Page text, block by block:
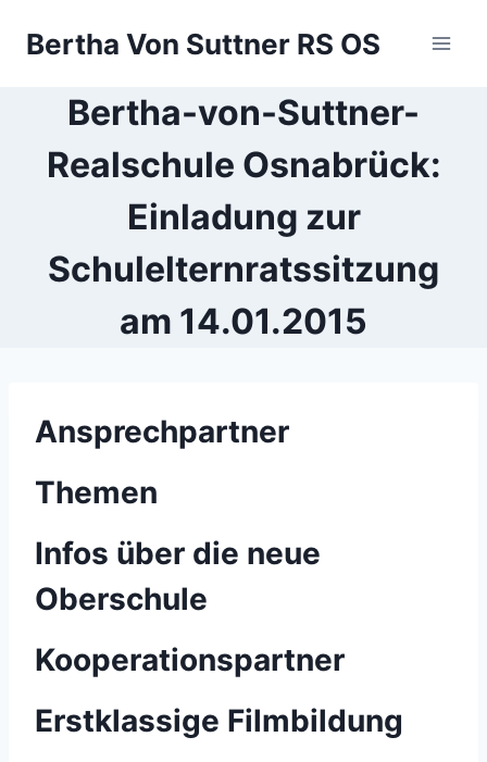
InhaltBertha Von Suttner RS OS
Bertha-von-Suttner-
Realschule Osnabrück:
Einladung zur
Schulelternratssitzung
am 14.01.2015
Ansprechpartner
Themen
Infos über die neue
Oberschule
Kooperationspartner
Erstklassige Filmbildung